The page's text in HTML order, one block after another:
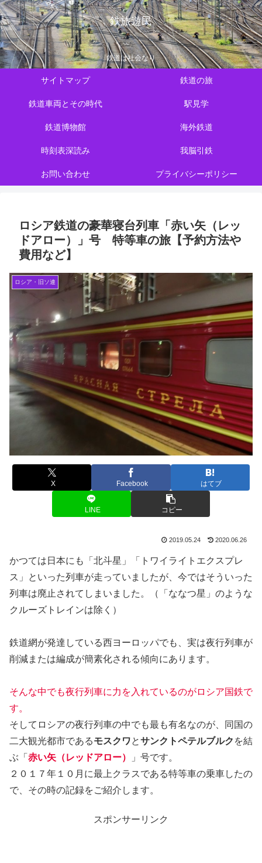
鉄旅遊民
鉄道は社会なり
サイトマップ 鉄道の旅
鉄道車両とその時代 駅見学
鉄道博物館 海外鉄道
時刻表深読み 我脳引鉄
お問い合わせ プライバシーポリシー
ロシア鉄道の豪華寝台列車「赤い矢（レッ
ドアロー）」号 特等車の旅【予約方法や
費用など】
ロシア・旧ソ連
X Facebook はてブ
LINE コピー
2019.05.24 2020.06.26
かつては日本にも「北斗星」「トワイライトエクスプレ
ス」といった列車が走っていましたが、今ではそういった
列車は廃止されてしまいました。（「ななつ星」のような
クルーズトレインは除く）
鉄道網が発達している西ヨーロッパでも、実は夜行列車が
削減または編成が簡素化される傾向にあります。
そんな中でも夜行列車に力を入れているのがロシア国鉄で
す。
そしてロシアの夜行列車の中でも最も有名なのが、同国の
二大観光都市であるモスクワとサンクトペテルブルク を結
ぶ「 赤い矢（レッドアロー）
」号です。
２０１７年１０月に最上クラスである特等車の乗車したの
で、その時の記録をご紹介します。
スポンサーリンク